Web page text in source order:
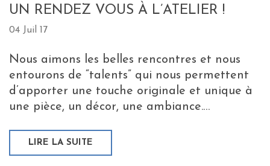
UN RENDEZ VOUS À L’ATELIER !
04 Juil 17
Nous aimons les belles rencontres et nous
entourons de “talents” qui nous permettent
d’apporter une touche originale et unique à
une pièce, un décor, une ambiance.…
LIRE LA SUITE